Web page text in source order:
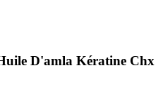
D'amla Kératine Chx